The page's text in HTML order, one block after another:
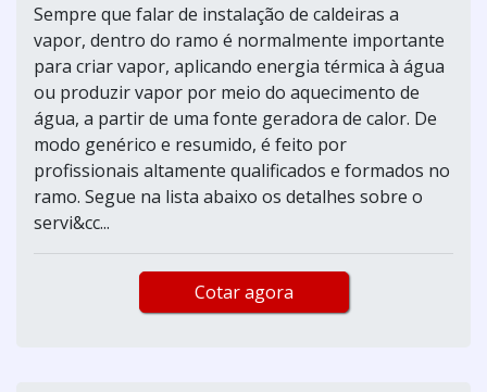
Sempre que falar de instalação de caldeiras a
vapor, dentro do ramo é normalmente importante
para criar vapor, aplicando energia térmica à água
ou produzir vapor por meio do aquecimento de
água, a partir de uma fonte geradora de calor. De
modo genérico e resumido, é feito por
profissionais altamente qualificados e formados no
ramo. Segue na lista abaixo os detalhes sobre o
servi&cc...
Cotar agora